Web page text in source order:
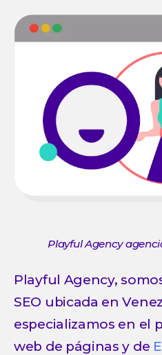
Playful Agency
Playful Agency,
SEO ubicada en
especializamos en el
web de páginas y de